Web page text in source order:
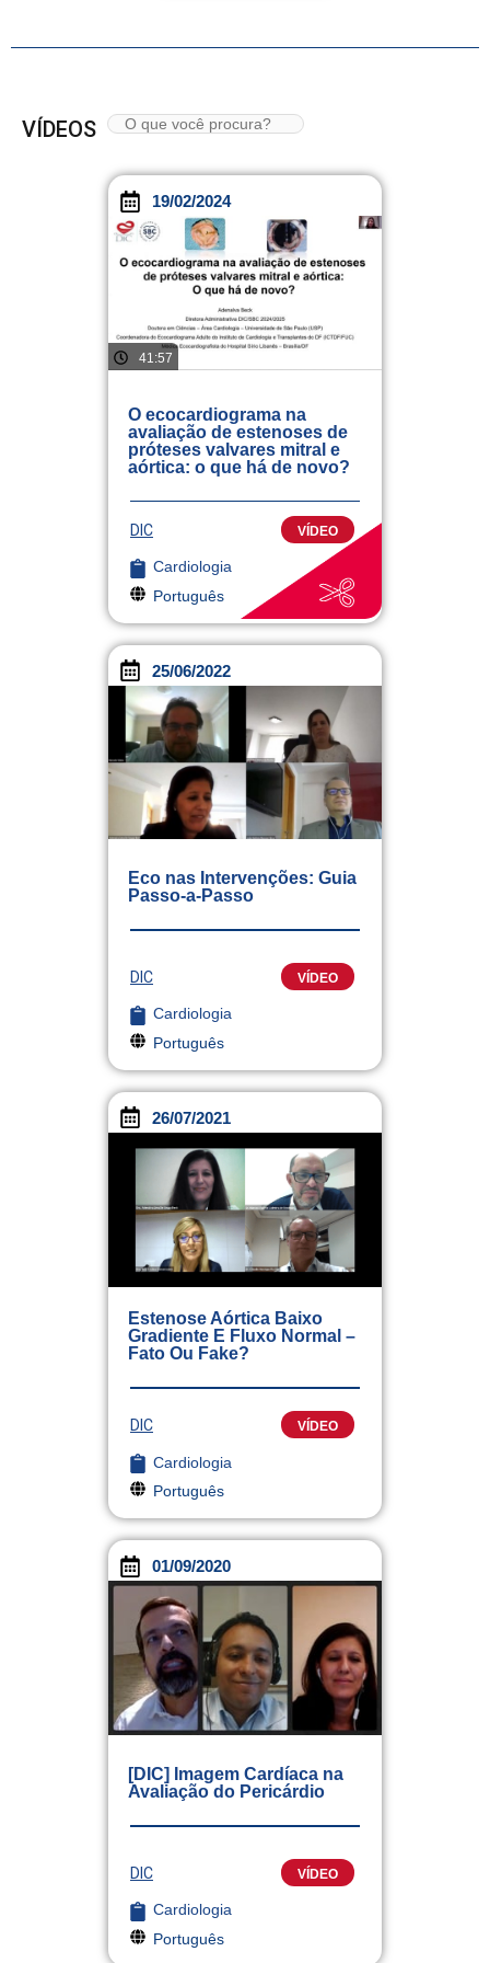
VÍDEOS
19/02/2024
41:57
O ecocardiograma na
avaliação de estenoses de
próteses valvares mitral e
aórtica: o que há de novo?
DIC VÍDEO
Cardiologia
Português
25/06/2022
Eco nas Intervenções: Guia
Passo-a-Passo
DIC VÍDEO
Cardiologia
Português
26/07/2021
Estenose Aórtica Baixo
Gradiente E Fluxo Normal –
Fato Ou Fake?
DIC VÍDEO
Cardiologia
Português
01/09/2020
[DIC] Imagem Cardíaca na
Avaliação do Pericárdio
DIC VÍDEO
Cardiologia
Português